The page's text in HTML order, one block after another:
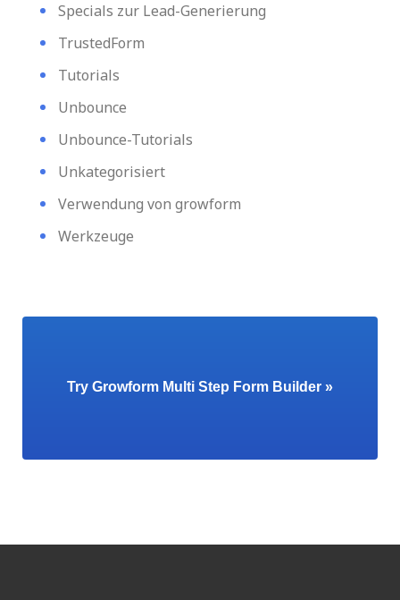
Specials zur Lead-Generierung
TrustedForm
Tutorials
Unbounce
Unbounce-Tutorials
Unkategorisiert
Verwendung von growform
Werkzeuge
Try Growform Multi Step Form Builder »